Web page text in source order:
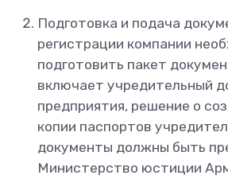
Подготовка и подача
регистрации компании
подготовить пакет
включает учредительный
предприятия, решение о
копии паспортов
документы должны быть
Министерство юстиции